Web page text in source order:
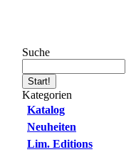
Suche
Kategorien
Katalog
Neuheiten
Lim. Editions